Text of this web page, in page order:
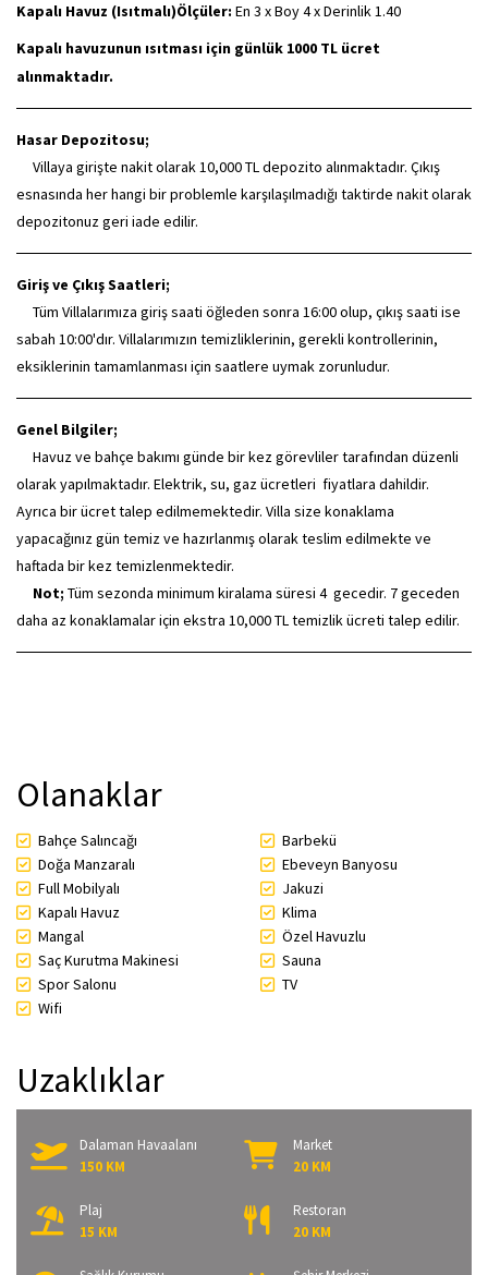
Kapalı Havuz (Isıtmalı)Ölçüler: En 3 x Boy 4 x Derinlik 1.40
Kapalı havuzunun ısıtması için günlük 1000 TL ücret
alınmaktadır.
Hasar Depozitosu;
Villaya girişte nakit olarak 10,000 TL depozito alınmaktadır. Çıkış
esnasında her hangi bir problemle karşılaşılmadığı taktirde nakit olarak
depozitonuz geri iade edilir.
Giriş ve Çıkış Saatleri;
Tüm Villalarımıza giriş saati öğleden sonra 16:00 olup, çıkış saati ise
sabah 10:00'dır. Villalarımızın temizliklerinin, gerekli kontrollerinin,
eksiklerinin tamamlanması için saatlere uymak zorunludur.
Genel Bilgiler;
Havuz ve bahçe bakımı günde bir kez görevliler tarafından düzenli
olarak yapılmaktadır. Elektrik, su, gaz ücretleri fiyatlara dahildir.
Ayrıca bir ücret talep edilmemektedir. Villa size konaklama
yapacağınız gün temiz ve hazırlanmış olarak teslim edilmekte ve
haftada bir kez temizlenmektedir.
Not; Tüm sezonda minimum kiralama süresi 4 gecedir. 7 geceden
daha az konaklamalar için ekstra 10,000 TL temizlik ücreti talep edilir.
Olanaklar
Bahçe Salıncağı
Barbekü
Doğa Manzaralı
Ebeveyn Banyosu
Full Mobilyalı
Jakuzi
Kapalı Havuz
Klima
Mangal
Özel Havuzlu
Saç Kurutma Makinesi
Sauna
Spor Salonu
TV
Wifi
Uzaklıklar
Dalaman Havaalanı
150 KM
Market
20 KM
Plaj
15 KM
Restoran
20 KM